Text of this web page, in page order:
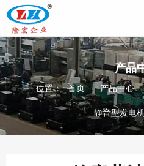
产品
位置： 首页 - 产品中心 -
静音型发电